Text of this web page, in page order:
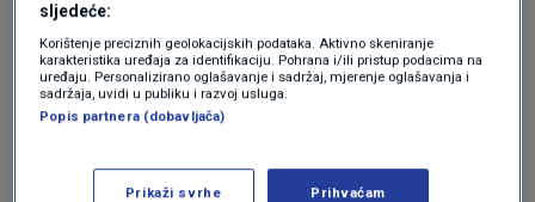
Ako ste sami na autocesti, u noćnim satima ili u
dijelu grada koji ne poznajete, a uz to vam je i
mobilni telefon ostao zaključan unutra,
obližnje benzinske crpke. Sigurna okolina
sljedeće:
Korištenje preciznih geolokacijskih podataka. Aktivno skeniranje
karakteristika uređaja za identifikaciju. Pohrana i/ili pristup podacima na
uređaju. Personalizirano oglašavanje i sadržaj, mjerenje oglašavanja i
sadržaja, uvidi u publiku i razvoj usluga.
Popis partnera (dobavljača)
Prikaži svrhe Prihvaćam